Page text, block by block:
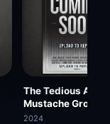
The Tedious
Mustache
2024